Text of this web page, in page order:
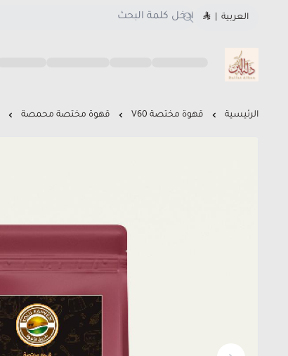
العربية
متجر دلة البن
الرئيسية قهوة مختصة V60 قهوة مختصة محمصة